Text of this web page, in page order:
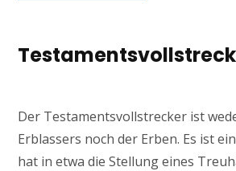
Der Testamentsvollstrecker ist
Erblassers noch der Erben. Es ist
hat in etwa die Stellung eines